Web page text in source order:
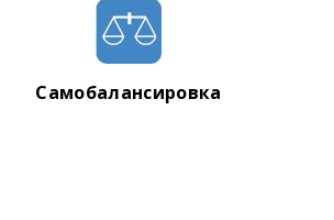
Самобалансировка